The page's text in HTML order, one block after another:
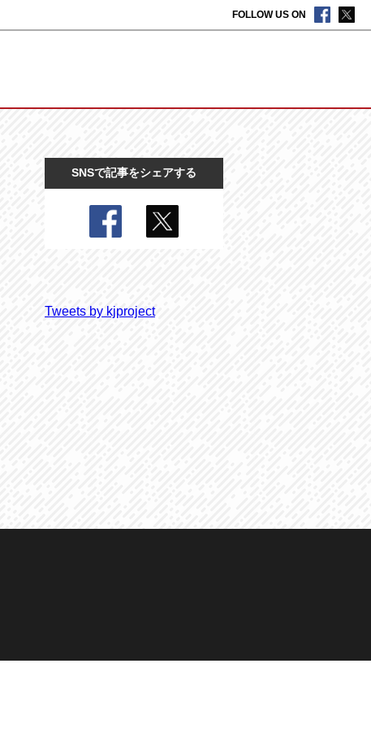
FOLLOW US ON
SNSで記事をシェアする
Tweets by kjproject